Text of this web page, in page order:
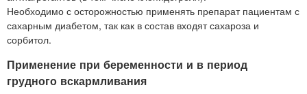
Необходимо с осторожностью применять препарат пациентам с
сахарным диабетом, так как в состав входят сахароза и
сорбитол.
Применение при беременности и в период
грудного вскармливания